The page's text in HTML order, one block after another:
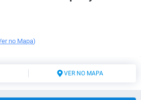
no Mapa)
VER NO MAPA